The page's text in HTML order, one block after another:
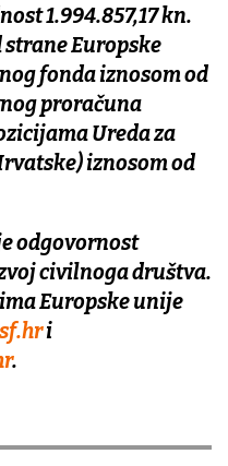
1.994.857,17 kn.
Europske
fonda iznosom od
proračuna
Ureda za
iznosom od
odgovornost
civilnoga društva.
Europske unije
i
.